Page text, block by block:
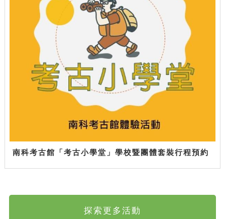
南科考古館「考古小學堂」學校暨團體套裝行程預約
探索更多活動